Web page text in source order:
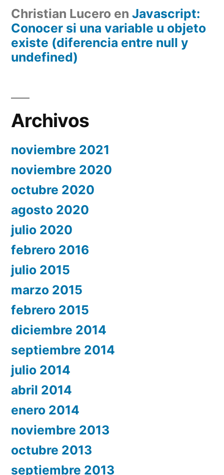
Christian Lucero en Javascript:
Conocer si una variable u objeto
existe (diferencia entre null y
undefined)
Archivos
noviembre 2021
noviembre 2020
octubre 2020
agosto 2020
julio 2020
febrero 2016
julio 2015
marzo 2015
febrero 2015
diciembre 2014
septiembre 2014
julio 2014
abril 2014
enero 2014
noviembre 2013
octubre 2013
septiembre 2013